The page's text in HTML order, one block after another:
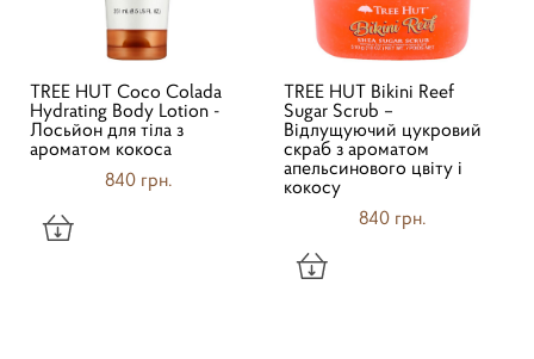
TREE HUT Coco Colada
Hydrating Body Lotion -
Лосьйон для тіла з
ароматом кокоса
840 грн.
TREE HUT Bikini Reef
Sugar Scrub –
Відлущуючий цукровий
скраб з ароматом
апельсинового цвіту і
кокосу
840 грн.